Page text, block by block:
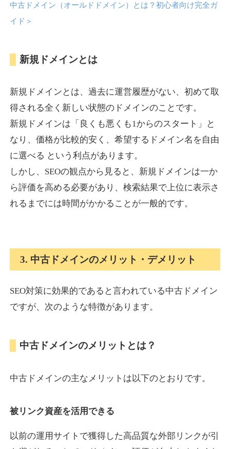
詳細を見る
anipani.jp
DA 37 外部リンク数
lowslotfamilylocal.com
ジャンルその他
DA37 外部リンク数653 ドメイン年齢 1年
onlinepokerbetdansk.com
DA37 外部リンク数629 ドメイン年齢1年
10,800円 入札 0件
econopundit.com
外部リンク数 446
中古ドメイン（オールドドメイン）とは？初心者向け完全ガ
イド ＞
新規ドメインとは
新規ドメインとは、過去に運営履歴がない、初めて取
得される全く新しい状態のドメインのことです。
新規ドメインは「良くも悪くも1からのスタート」と
なり、価格が比較的安く、希望するドメイン名を自由
に選べる という利点があります。
しかし、SEOの観点から見ると、新規ドメインは一か
ら評価を高める必要があり、検索結果で上位に表示さ
れるまでには時間がかかることが一般的です。
3. 中古ドメインのメリット・デメリット
SEO対策に効果的であると言われている中古ドメイン
ですが、次のような特徴があります。
中古ドメインのメリットとは？
中古ドメインの主なメリットは以下のとおりです。
被リンク資産を活用できる
以前の運用サイトで獲得した高品質な外部リンクが引